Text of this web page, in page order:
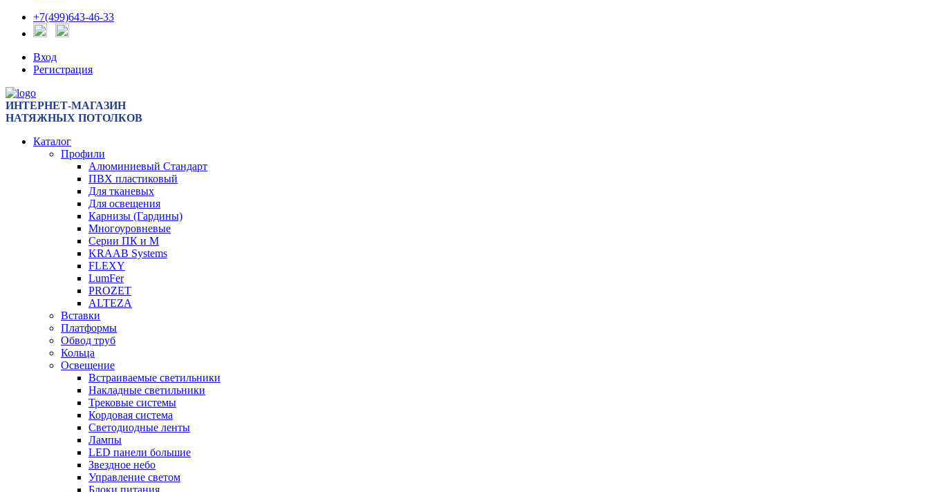
+7(499)643-46-33
Вход
Регистрация
ИНТЕРНЕТ-МАГАЗИН
НАТЯЖНЫХ ПОТОЛКОВ
Каталог
Профили
Алюминиевый Стандарт
ПВХ пластиковый
Для тканевых
Для освещения
Карнизы (Гардины)
Многоуровневые
Серии ПК и М
KRAAB Systems
FLEXY
LumFer
PROZET
ALTEZA
Вставки
Платформы
Обвод труб
Кольца
Освещение
Встраиваемые светильники
Накладные светильники
Трековые системы
Кордовая система
Светодиодные ленты
Лампы
LED панели большие
Звездное небо
Управление светом
Блоки питания